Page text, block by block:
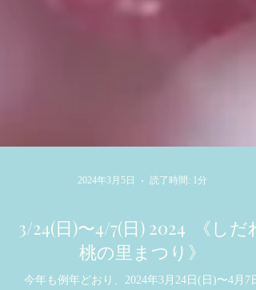
2024年3月5日 読了時間: 1分
3/24(日)〜4/7(日) 2024 《しだれ